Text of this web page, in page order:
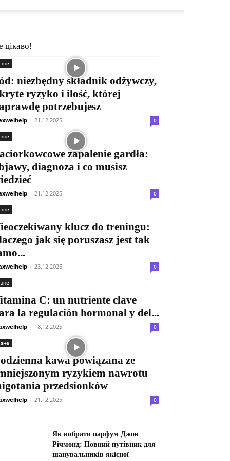
цікаво!
niezbędny składnik odżywczy,
ryzyko i ilość, której
potrzebujesz
- 21.12.2025 0
zapalenie gardła:
diagnoza i co musisz
- 21.12.2025 0
klucz do treningu:
jak się poruszasz jest tak
- 23.12.2025 0
C: un nutriente clave
la regulación hormonal y del...
- 18.12.2025 0
kawa powiązana ze
ryzykiem nawrotu
przedsionków
- 21.12.2025 0
Як вибрати парфум Джон
Річмонд: Повний путівник для
шанувальників якісної